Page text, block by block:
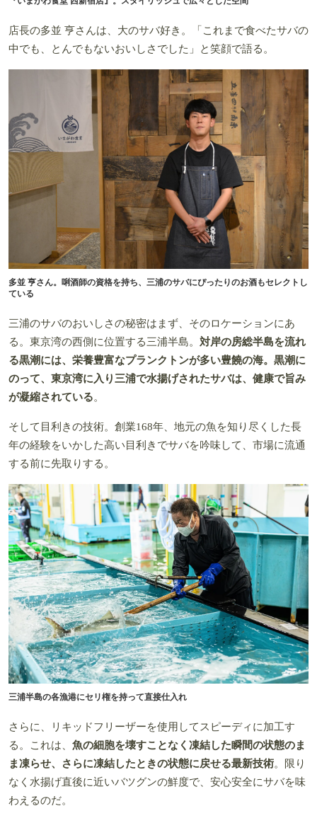
店長の多並 亨さんは、大のサバ好き。「これまで食べたサバの
中でも、とんでもないおいしさでした」と笑顔で語る。
多並 亨さん。唎酒師の資格を持ち、三浦のサバにぴったりのお酒もセレクトし
ている
三浦のサバのおいしさの秘密はまず、そのロケーションにあ
る。東京湾の西側に位置する三浦半島。 対岸の房総半島を流れ
る黒潮には、栄養豊富なプランクトンが多い豊饒の海。黒潮に
のって、東京湾に入り三浦で水揚げされたサバは、健康で旨み
が凝縮されている。
そして目利きの技術。創業168年、地元の魚を知り尽くした長
年の経験をいかした高い目利きでサバを吟味して、市場に流通
する前に先取りする。
三浦半島の各漁港にセリ権を持って直接仕入れ
さらに、リキッドフリーザーを使用してスピーディに加工す
る。これは、 魚の細胞を壊すことなく凍結した瞬間の状態のま
ま凍らせ、さらに凍結したときの状態に戻せる最新技術。限り
なく水揚げ直後に近いバツグンの鮮度で、安心安全にサバを味
わえるのだ。